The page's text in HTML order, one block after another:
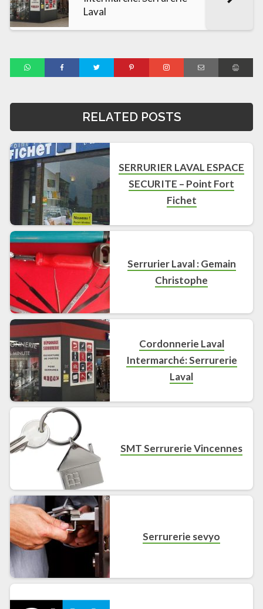
Laval
RELATED POSTS
SERRURIER LAVAL ESPACE
SECURITE – Point Fort
Fichet
Serrurier Laval : Gemain
Christophe
Cordonnerie Laval
Intermarché: Serrurerie
Laval
SMT Serrurerie Vincennes
Serrurerie sevyo